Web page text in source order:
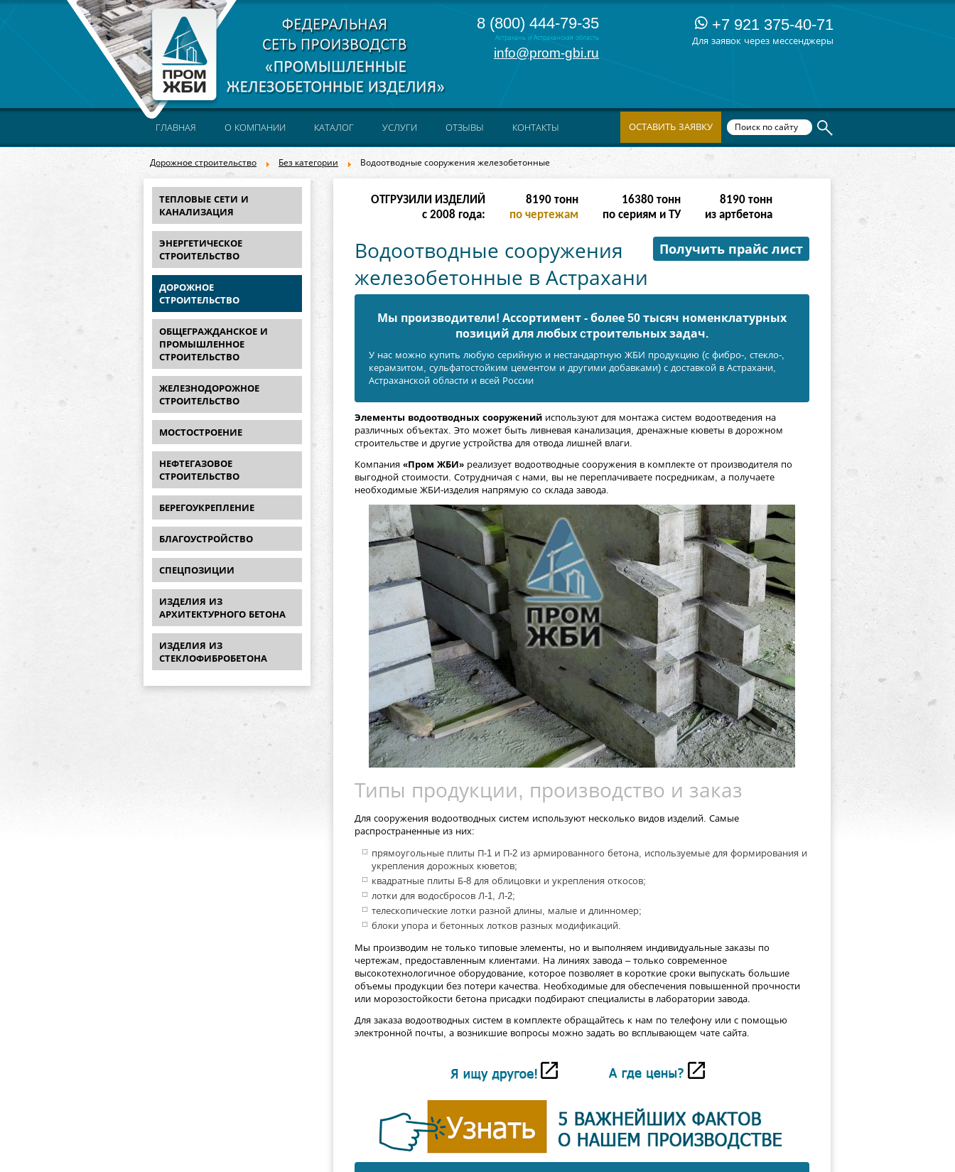
8 (800) 444-79-35
Астрахань и Астраханская область
info@prom-gbi.ru
+7 921 375-40-71
Для заявок через мессенджеры
Дорожное строительство Без категории Водоотводные сооружения железобетонные
ГЛАВНАЯ О КОМПАНИИ КАТАЛОГ УСЛУГИ ОТЗЫВЫ КОНТАКТЫ ОСТАВИТЬ ЗАЯВКУ
ТЕПЛОВЫЕ СЕТИ И
КАНАЛИЗАЦИЯ
ЭНЕРГЕТИЧЕСКОЕ
СТРОИТЕЛЬСТВО
ДОРОЖНОЕ
СТРОИТЕЛЬСТВО
ОБЩЕГРАЖДАНСКОЕ И
ПРОМЫШЛЕННОЕ
СТРОИТЕЛЬСТВО
ЖЕЛЕЗНОДОРОЖНОЕ
СТРОИТЕЛЬСТВО
МОСТОСТРОЕНИЕ
НЕФТЕГАЗОВОЕ
СТРОИТЕЛЬСТВО
БЕРЕГОУКРЕПЛЕНИЕ
БЛАГОУСТРОЙСТВО
СПЕЦПОЗИЦИИ
ИЗДЕЛИЯ ИЗ
АРХИТЕКТУРНОГО БЕТОНА
ИЗДЕЛИЯ ИЗ
СТЕКЛОФИБРОБЕТОНА
ОТГРУЗИЛИ ИЗДЕЛИЙ
с 2008 года:
16382тонн
по чертежам
32764тонн
по сериям и ТУ
16382тонн
из артбетона
Получить прайс лист
Водоотводные сооружения
железобетонные в Астрахани
Мы производители! Ассортимент - более 50 тысяч номенклатурных
позиций для любых cтроительных задач.
У нас можно купить любую серийную и нестандартную ЖБИ продукцию (с фибро-, стекло-,
керамзитом, сульфатостойким цементом и другими добавками) с доставкой в Астрахани,
Астраханской области и всей России
Элементы водоотводных сооружений используют для монтажа систем водоотведения на
различных объектах. Это может быть ливневая канализация, дренажные кюветы в дорожном
строительстве и другие устройства для отвода лишней влаги.
Компания «Пром ЖБИ» реализует водоотводные сооружения в комплекте от производителя по
выгодной стоимости. Сотрудничая с нами, вы не переплачиваете посредникам, а получаете
необходимые ЖБИ-изделия напрямую со склада завода.
Типы продукции, производство и заказ
Для сооружения водоотводных систем используют несколько видов изделий. Самые
распространенные из них:
прямоугольные плиты П-1 и П-2 из армированного бетона, используемые для формирования и
укрепления дорожных кюветов;
квадратные плиты Б-8 для облицовки и укрепления откосов;
лотки для водосбросов Л-1, Л-2;
телескопические лотки разной длины, малые и длинномер;
блоки упора и бетонных лотков разных модификаций.
Мы производим не только типовые элементы, но и выполняем индивидуальные заказы по
чертежам, предоставленным клиентами. На линиях завода – только современное
высокотехнологичное оборудование, которое позволяет в короткие сроки выпускать большие
объемы продукции без потери качества. Необходимые для обеспечения повышенной прочности
или морозостойкости бетона присадки подбирают специалисты в лаборатории завода.
Для заказа водоотводных систем в комплекте обращайтесь к нам по телефону или с помощью
электронной почты, а возникшие вопросы можно задать во всплывающем чате сайта.